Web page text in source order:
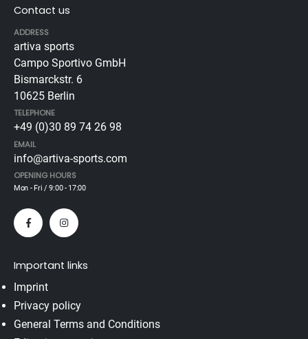
Contact us
ADDRESS
artiva sports
Campo Sportivo GmbH
Bismarckstr. 6
10625 Berlin
TELEPHONE
+49 (0)30 89 74 26 98
EMAIL
info@artiva-sports.com
OPENING HOURS
Mon - Fri / 9:00 - 17:00
Important links
Imprint
Privacy policy
General Terms and Conditions